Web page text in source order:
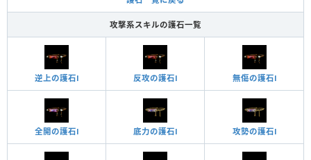
攻撃系スキルの護石一覧
逆上の護石Ⅰ 反攻の護石Ⅰ 無傷の護石Ⅰ
全開の護石Ⅰ 底力の護石Ⅰ 攻勢の護石Ⅰ